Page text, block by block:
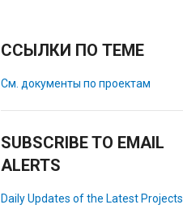
ССЫЛКИ ПО ТЕМЕ
См. документы по проектам
SUBSCRIBE TO EMAIL
ALERTS
Daily Updates of the Latest Projects